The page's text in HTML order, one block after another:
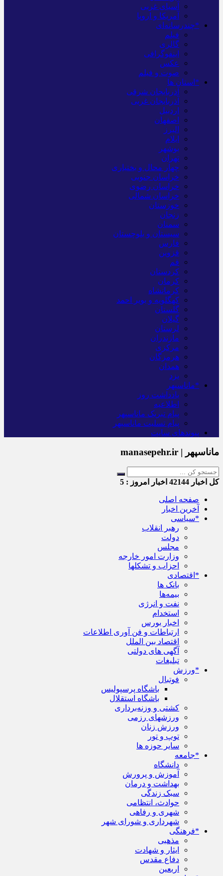
آسیای غربی
آمریکا و اروپا
*چندرسانه‌ای
فیلم
گالری
اینفوگرافی
عکس
صوت و فیلم
*استان ها
آذربایجان شرقی
آذربایجان غربی
اردبیل
اصفهان
البرز
ایلام
بوشهر
تهران
چهار محال و بختیاری
خراسان جنوبی
خراسان رضوی
خراسان شمالی
خوزستان
زنجان
سمنان
سیستان و بلوچستان
فارس
قزوین
قم
کردستان
کرمان
کرمانشاه
کهگلویه و بویر احمد
گلستان
گیلان
لرستان
مازندران
مرکزی
هرمزگان
همدان
یزد
*ماناسپهر
یادداشت روز
اطلاعیه
پیام تبریک ماناسپهر
پیام تسلیت ماناسپهر
پیوندهای سایت
ماناسپهر | manasepehr.ir
کل اخبار اخبار امروز : 5
صفحه اصلی
آخرین اخبار
*سیاسی
رهبر انقلاب
دولت
مجلس
وزارت امور خارجه
احزاب و تشکلها
*اقتصادی
بانک ها
بیمه‌ها
نفت و انرژی
استخدام
اخبار بورس
ارتباطات و فن آوری اطلاعات
اقتصاد بین الملل
آگهی های دولتی
تبلیغات
*ورزش
فوتبال
باشگاه پرسپولیس
باشگاه استقلال
کشتی و وزنه‌برداری
ورزشهای رزمی
ورزش زنان
توپ و تور
سایر حوزه ها
*جامعه
دانشگاه
آموزش و پرورش
بهداشت و درمان
سبک زندگی
حوادث، انتظامی
شهری و رفاهی
شهرداری و شورای شهر
*فرهنگی
مذهبی
ایثار و شهادت
دفاع مقدس
اربعین